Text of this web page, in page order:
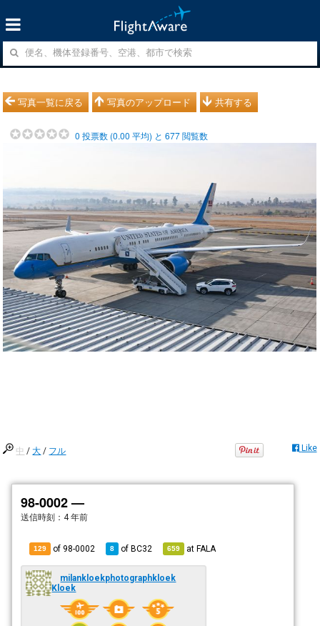
写真一覧に戻る 写真のアップロード 共有する
0 投票数 (0.00 平均) と677閲覧数
中 /大 / フル Like
98-0002 —
送信時刻： 4 年前
129 of 98-0002 8 ofBC32 659 atFALA
milankloekphotographkloek
Kloek